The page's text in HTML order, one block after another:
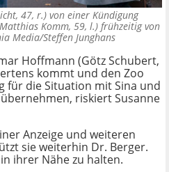
47, r.) von einer Kündigung
Komm, 59, l.) frühzeitig von
Media/Steffen Junghans
Hoffmann (Götz Schubert,
kommt und den Zoo
die Situation mit Sina und
riskiert Susanne
Anzeige und weiteren
sie weiterhin Dr. Berger.
ihrer Nähe zu halten.